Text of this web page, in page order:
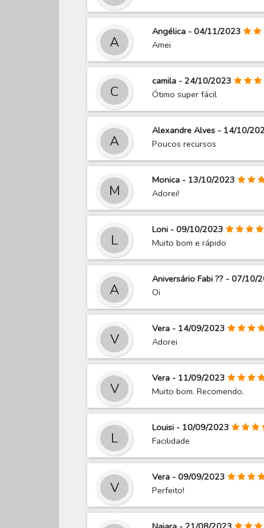
A
Angélica - 04/11/2023
Amei
C
camila - 24/10/2023
Ótimo super fácil
A
Alexandre Alves - 14/10/
Poucos recursos
M
Monica - 13/10/2023
Adorei!
L
Loni - 09/10/2023
Muito bom e rápido
A
Aniversário Fabi ?? - 07/10/
Oi
V
Vera - 14/09/2023
Adorei
V
Vera - 11/09/2023
Muito bom. Recomendo.
L
Louisi - 10/09/2023
Facilidade
V
Vera - 09/09/2023
Perfeito!